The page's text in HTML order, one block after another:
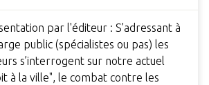
par l'éditeur : S’adressant à
public (spécialistes ou pas) les
s’interrogent sur notre actuel
à la ville", le combat contre les